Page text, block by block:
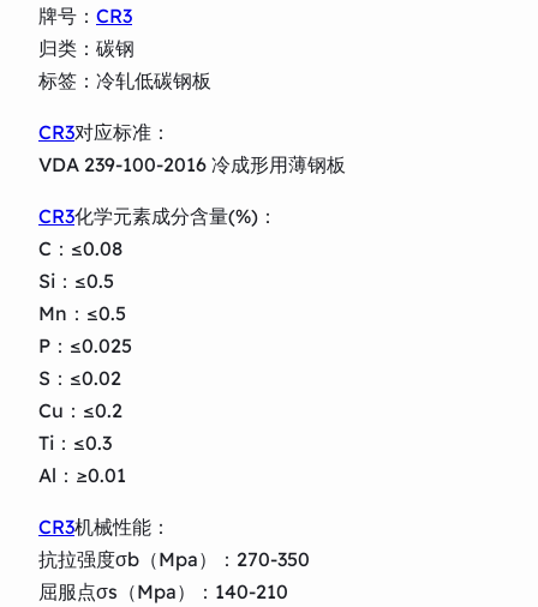
牌号： CR3
归类：碳钢
标签：冷轧低碳钢板
CR3对应标准：
VDA 239-100-2016 冷成形用薄钢板
CR3化学元素成分含量(%)：
C：≤0.08
Si：≤0.5
Mn：≤0.5
P：≤0.025
S：≤0.02
Cu：≤0.2
Ti：≤0.3
Al：≥0.01
CR3机械性能：
抗拉强度σb（Mpa）：270-350
屈服点σs（Mpa）：140-210